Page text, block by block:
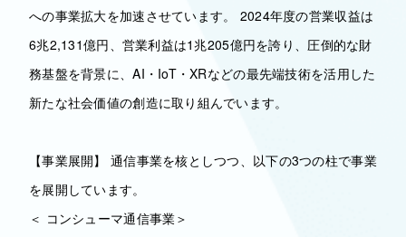
への事業拡大を加速させています。 2024年度の営業収益は
6兆2,131億円、営業利益は1兆205億円を誇り、圧倒的な財
務基盤を背景に、AI・IoT・XRなどの最先端技術を活用した
新たな社会価値の創造に取り組んでいます。
【事業展開】 通信事業を核としつつ、以下の3つの柱で事業
を展開しています。
＜ コンシューマ通信事業＞